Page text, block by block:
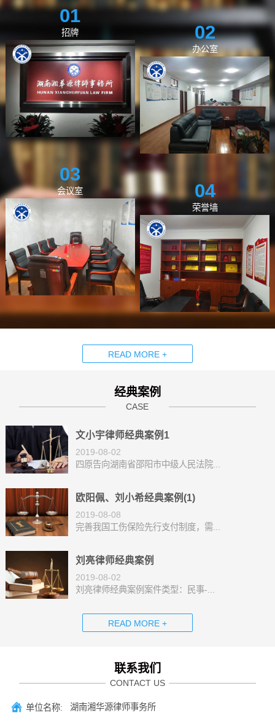
01
招牌 02
办公室
03
会议室 04
荣誉墙
READ MORE +
经典案例
CASE
文小宇律师经典案例1
2019-08-02
四原告向湖南省邵阳市中级人民法院...
欧阳佩、刘小希经典案例(1)
2019-08-08
完善我国工伤保险先行支付制度，需...
刘亮律师经典案例
2019-08-02
刘亮律师经典案例案件类型：民事-...
READ MORE +
联系我们
CONTACT US
单位名称: 湖南湘华源律师事务所